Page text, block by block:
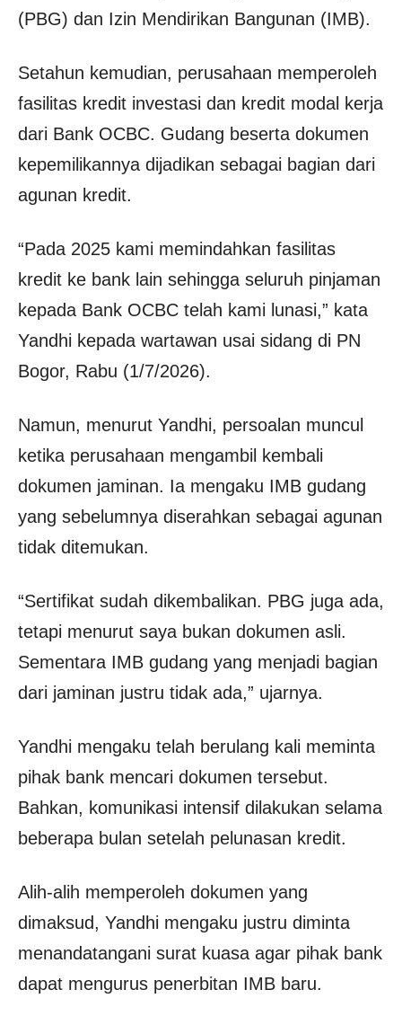
(PBG) dan Izin Mendirikan Bangunan (IMB).
Setahun kemudian, perusahaan memperoleh
fasilitas kredit investasi dan kredit modal kerja
dari Bank OCBC. Gudang beserta dokumen
kepemilikannya dijadikan sebagai bagian dari
agunan kredit.
“Pada 2025 kami memindahkan fasilitas
kredit ke bank lain sehingga seluruh pinjaman
kepada Bank OCBC telah kami lunasi,” kata
Yandhi kepada wartawan usai sidang di PN
Bogor, Rabu (1/7/2026).
Namun, menurut Yandhi, persoalan muncul
ketika perusahaan mengambil kembali
dokumen jaminan. Ia mengaku IMB gudang
yang sebelumnya diserahkan sebagai agunan
tidak ditemukan.
“Sertifikat sudah dikembalikan. PBG juga ada,
tetapi menurut saya bukan dokumen asli.
Sementara IMB gudang yang menjadi bagian
dari jaminan justru tidak ada,” ujarnya.
Yandhi mengaku telah berulang kali meminta
pihak bank mencari dokumen tersebut.
Bahkan, komunikasi intensif dilakukan selama
beberapa bulan setelah pelunasan kredit.
Alih-alih memperoleh dokumen yang
dimaksud, Yandhi mengaku justru diminta
menandatangani surat kuasa agar pihak bank
dapat mengurus penerbitan IMB baru.